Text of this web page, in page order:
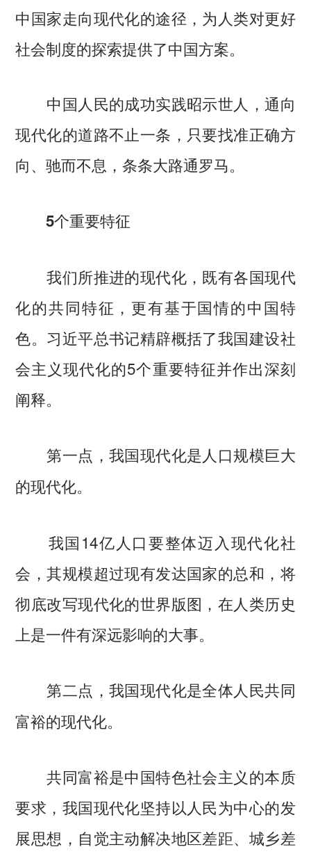
中国家走向现代化的途径，为人类对更好
社会制度的探索提供了中国方案。
中国人民的成功实践昭示世人，通向
现代化的道路不止一条，只要找准正确方
向、驰而不息，条条大路通罗马。
5个重要特征
我们所推进的现代化，既有各国现代
化的共同特征，更有基于国情的中国特
色。习近平总书记精辟概括了我国建设社
会主义现代化的5个重要特征并作出深刻
阐释。
第一点，我国现代化是人口规模巨大
的现代化。
我国14亿人口要整体迈入现代化社
会，其规模超过现有发达国家的总和，将
彻底改写现代化的世界版图，在人类历史
上是一件有深远影响的大事。
第二点，我国现代化是全体人民共同
富裕的现代化。
共同富裕是中国特色社会主义的本质
要求，我国现代化坚持以人民为中心的发
展思想，自觉主动解决地区差距、城乡差